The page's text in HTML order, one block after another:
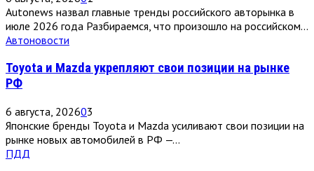
Autonews назвал главные тренды российского авторынка в
июле 2026 года Разбираемся, что произошло на российском...
Автоновости
Toyota и Mazda укрепляют свои позиции на рынке
РФ
6 августа, 202603
Японские бренды Toyota и Mazda усиливают свои позиции на
рынке новых автомобилей в РФ —...
ПДД